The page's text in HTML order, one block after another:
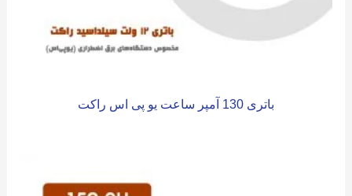
باتری 130 آمپر ساعت یو پی اس راکت